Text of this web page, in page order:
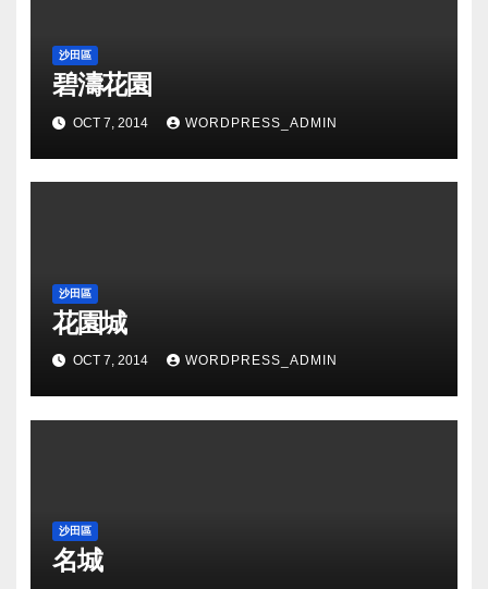
沙田區
碧濤花園
OCT 7, 2014 WORDPRESS_ADMIN
沙田區
花園城
OCT 7, 2014 WORDPRESS_ADMIN
沙田區
名城